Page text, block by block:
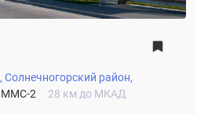
Солнечногорский район,
ММС-2 28 км до МКАД